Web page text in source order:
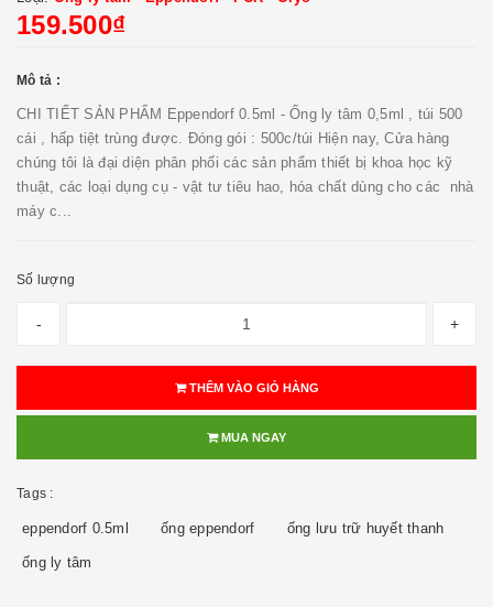
159.500₫
Mô tả :
CHI TIẾT SẢN PHẨM Eppendorf 0.5ml - Ống ly tâm 0,5ml , túi 500
cái , hấp tiệt trùng được. Đóng gói : 500c/túi Hiện nay, Cửa hàng
chúng tôi là đại diện phân phối các sản phẩm thiết bị khoa học kỹ
thuật, các loại dụng cụ - vật tư tiêu hao, hóa chất dùng cho các nhà
máy c...
Số lượng
- +
THÊM VÀO GIỎ HÀNG
MUA NGAY
Tags :
eppendorf 0.5ml ống eppendorf ống lưu trữ huyết thanh
ống ly tâm